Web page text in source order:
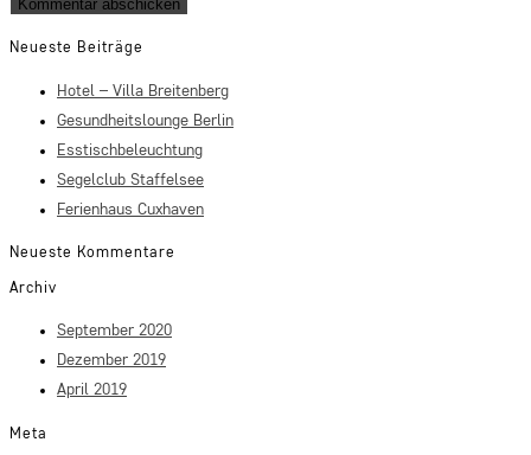
Neueste Beiträge
Hotel – Villa Breitenberg
Gesundheitslounge Berlin
Esstischbeleuchtung
Segelclub Staffelsee
Ferienhaus Cuxhaven
Neueste Kommentare
Archiv
September 2020
Dezember 2019
April 2019
Meta